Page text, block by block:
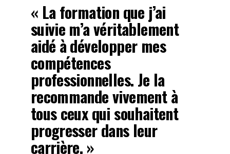
« La formation que j’ai
suivie m’a véritablement
aidé à développer mes
compétences
professionnelles. Je la
recommande vivement à
tous ceux qui souhaitent
progresser dans leur
carrière. »